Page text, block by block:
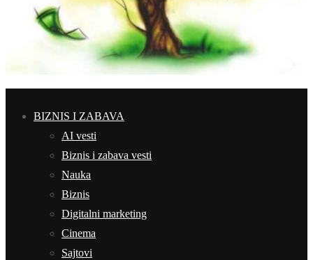
BIZNIS I ZABAVA
AI vesti
Biznis i zabava vesti
Nauka
Biznis
Digitalni marketing
Cinema
Sajtovi